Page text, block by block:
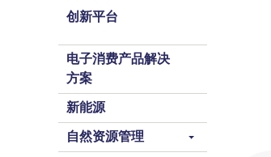
创新平台
电子消费产品解决
方案
新能源
自然资源管理